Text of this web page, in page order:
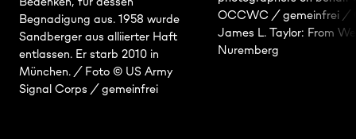
Begnadigung aus. 1958 wurde
Sandberger aus alliierter Haft
entlassen. Er starb 2010 in
München. / Foto © ​​US Army
Signal Corps / gemeinfrei
OCCWC / gemeinfrei /
James L. Taylor: From
Nuremberg